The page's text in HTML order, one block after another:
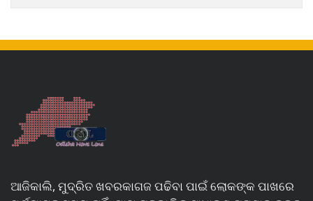
ଆଜିକାଲି, ମୁଦ୍ରିତ ଖବରକାଗଜ ପଢିବା ପାଇଁ ଲୋକଙ୍କ ପାଖରେ